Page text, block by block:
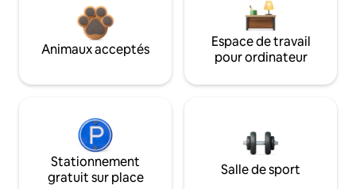
Animaux acceptés
Espace de travail
pour ordinateur
Stationnement
gratuit sur place
Salle de sport